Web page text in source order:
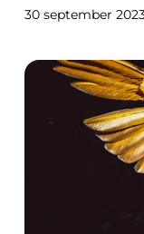
30 september